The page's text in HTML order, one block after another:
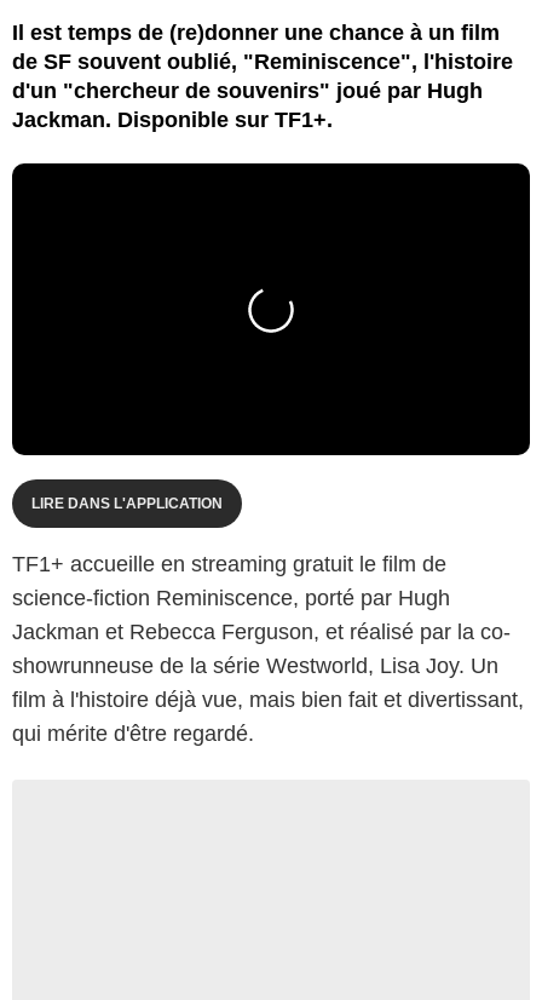
Il est temps de (re)donner une chance à un film
de SF souvent oublié, "Reminiscence", l'histoire
d'un "chercheur de souvenirs" joué par Hugh
Jackman. Disponible sur TF1+.
LIRE DANS L'APPLICATION
TF1+ accueille en streaming gratuit le film de
science-fiction Reminiscence, porté par Hugh
Jackman et Rebecca Ferguson, et réalisé par la co-
showrunneuse de la série Westworld, Lisa Joy. Un
film à l'histoire déjà vue, mais bien fait et divertissant,
qui mérite d'être regardé.